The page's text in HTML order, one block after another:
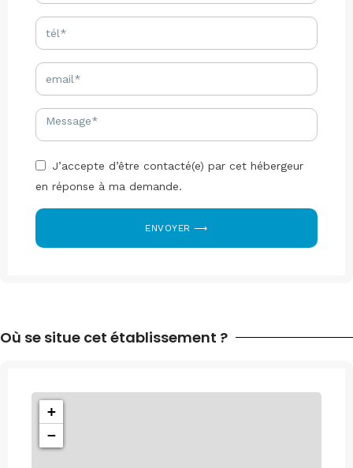
J’accepte d’être contacté(e) par cet hébergeur
en réponse à ma demande.
ENVOYER ⟶
Où se situe cet établissement ?
+
−